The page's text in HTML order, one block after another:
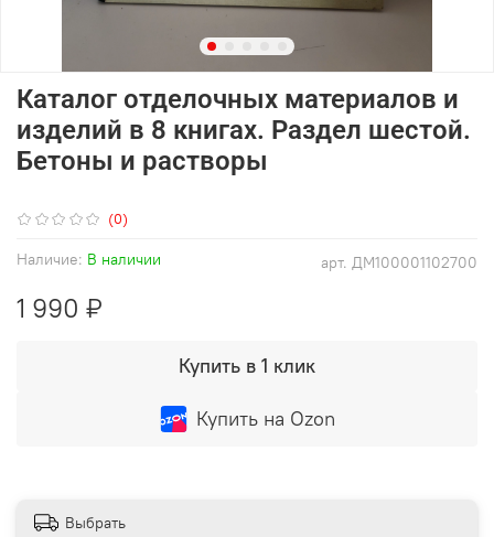
(0)
арт. ДМ100001102700
Наличие: В наличии
Каталог отделочных материалов и
изделий в 8 книгах. Раздел шестой.
Бетоны и растворы
1 990 ₽
Купить в 1 клик
Купить на Ozon
Выбрать